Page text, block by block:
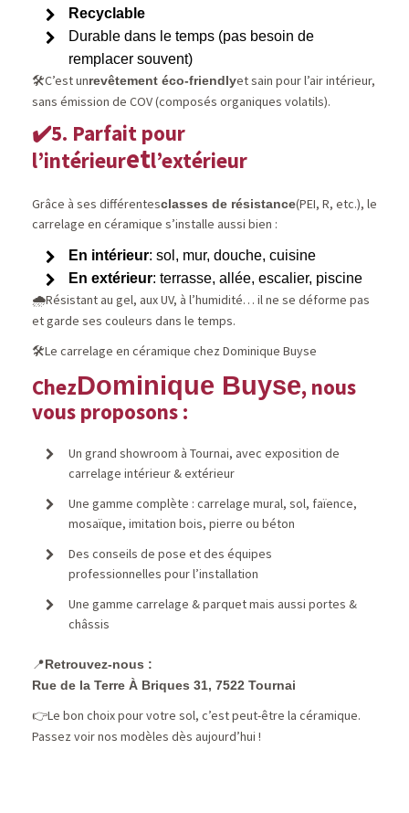
Recyclable
Durable dans le temps (pas besoin de
remplacer souvent)
🛠️C’est unrevêtement éco-friendlyet sain pour l’air intérieur,
sans émission de COV (composés organiques volatils).
✔️5. Parfait pour
l’intérieuretl’extérieur
Grâce à ses différentesclasses de résistance(PEI, R, etc.), le
carrelage en céramique s’installe aussi bien :
En intérieur: sol, mur, douche, cuisine
En extérieur: terrasse, allée, escalier, piscine
🌧️Résistant au gel, aux UV, à l’humidité… il ne se déforme pas
et garde ses couleurs dans le temps.
🛠️Le carrelage en céramique chez Dominique Buyse
ChezDominique Buyse, nous
vous proposons :
Un grand showroom à Tournai, avec exposition de
carrelage intérieur & extérieur
Une gamme complète : carrelage mural, sol, faïence,
mosaïque, imitation bois, pierre ou béton
Des conseils de pose et des équipes
professionnelles pour l’installation
Une gamme carrelage & parquet mais aussi portes &
châssis
📍Retrouvez-nous :
Rue de la Terre À Briques 31, 7522 Tournai
👉Le bon choix pour votre sol, c’est peut-être la céramique.
Passez voir nos modèles dès aujourd’hui !